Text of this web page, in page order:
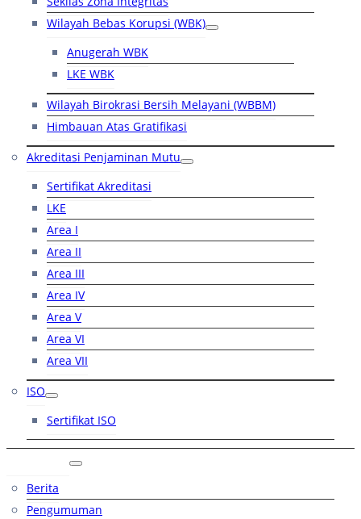
Wilayah Bebas Korupsi (WBK)
Anugerah WBK
LKE WBK
Wilayah Birokrasi Bersih Melayani (WBBM)
Himbauan Atas Gratifikasi
Akreditasi Penjaminan Mutu
Sertifikat Akreditasi
LKE
Area I
Area II
Area III
Area IV
Area V
Area VI
Area VII
ISO
Sertifikat ISO
Berita
Pengumuman